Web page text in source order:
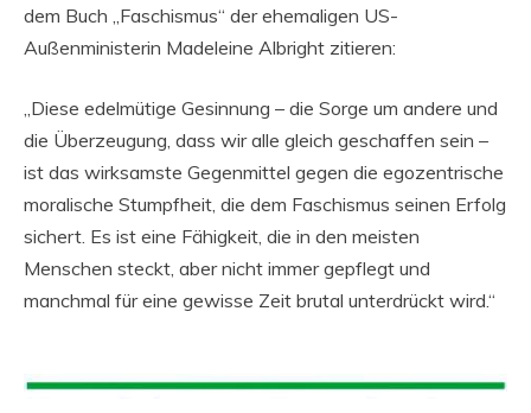
dem Buch „Faschismus“ der ehemaligen US-
Außenministerin Madeleine Albright zitieren:
„Diese edelmütige Gesinnung – die Sorge um andere und
die Überzeugung, dass wir alle gleich geschaffen sein –
ist das wirksamste Gegenmittel gegen die egozentrische
moralische Stumpfheit, die dem Faschismus seinen Erfolg
sichert. Es ist eine Fähigkeit, die in den meisten
Menschen steckt, aber nicht immer gepflegt und
manchmal für eine gewisse Zeit brutal unterdrückt wird.“